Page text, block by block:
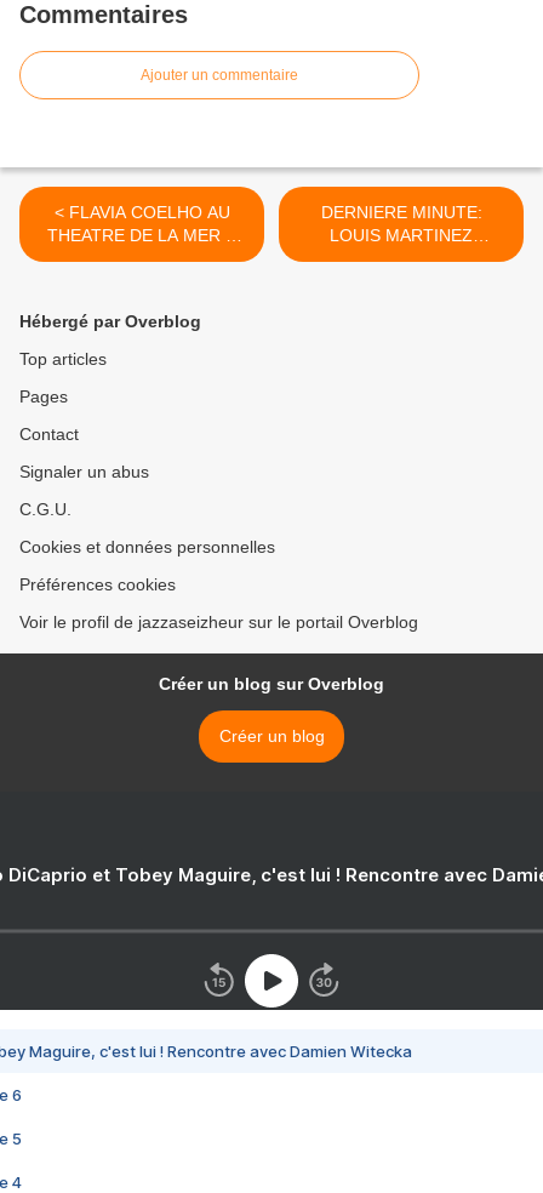
Commentaires
Ajouter un commentaire
< FLAVIA COELHO AU
THEATRE DE LA MER A
SETE LE 25/07/2024
DERNIERE MINUTE:
LOUIS MARTINEZ
INFLUENCES AU
Hébergé par Overblog
Top articles
Pages
Contact
Signaler un abus
C.G.U.
Cookies et données personnelles
Préférences cookies
Voir le profil de jazzaseizheur sur le portail Overblog
Créer un blog sur Overblog
Créer un blog
DiCaprio et Tobey Maguire, c'est lui ! Rencontre avec
Maguire, c'est lui ! Rencontre avec Damien Witecka
6
5
4